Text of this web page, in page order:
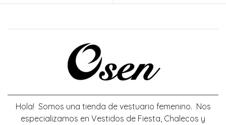
Hola! Somos una tienda de vestuario femenino. Nos
especializamos en Vestidos de Fiesta, Chalecos y